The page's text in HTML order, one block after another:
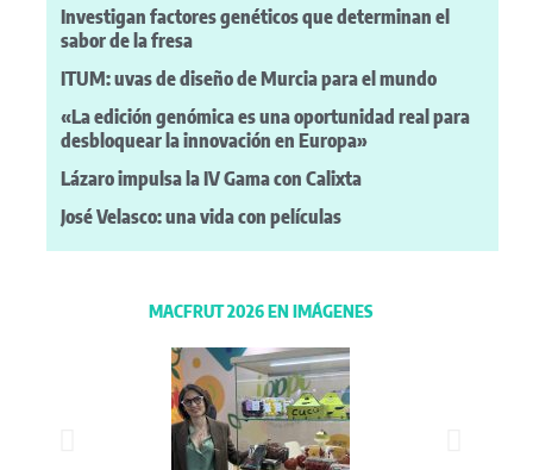
Investigan factores genéticos que determinan el
sabor de la fresa
ITUM: uvas de diseño de Murcia para el mundo
«La edición genómica es una oportunidad real para
desbloquear la innovación en Europa»
Lázaro impulsa la IV Gama con Calixta
José Velasco: una vida con películas
MACFRUT 2026 EN IMÁGENES